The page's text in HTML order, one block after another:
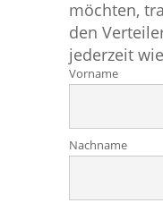
möchten,
den
jederzeit
Vorname
Nachname